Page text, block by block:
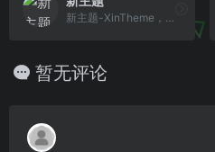
新主题-XinTheme，更好的WordPress主题下载站，提供高品质的WordPress主题，企业主题，博客主题，WordPress模板，还有更多的WordPress安装使用教程供你学习。
暂无评论